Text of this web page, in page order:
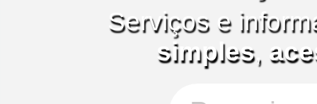
Serviços e
simples,